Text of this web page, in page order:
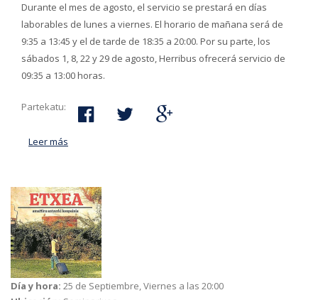
Durante el mes de agosto, el servicio se prestará en días
laborables de lunes a viernes. El horario de mañana será de
9:35 a 13:45 y el de tarde de 18:35 a 20:00. Por su parte, los
sábados 1, 8, 22 y 29 de agosto, Herribus ofrecerá servicio de
09:35 a 13:00 horas.
Partekatu:
Leer más
Día y hora: 25 de Septiembre, Viernes a las 20:00